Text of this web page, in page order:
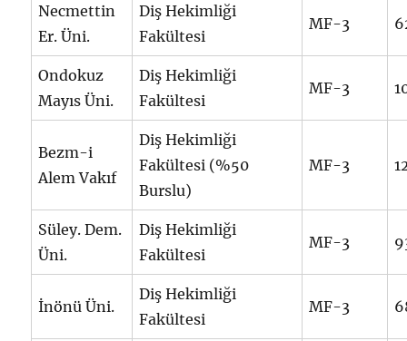
Necmettin
Er. Üni.
Diş Hekimliği
Fakültesi
MF-3
Ondokuz
Mayıs Üni.
Diş Hekimliği
Fakültesi
MF-3
Bezm-i
Alem Vakıf
Diş Hekimliği
Fakültesi (%50
Burslu)
MF-3
Süley. Dem.
Üni.
Diş Hekimliği
Fakültesi
MF-3
İnönü Üni.
Diş Hekimliği
Fakültesi
MF-3